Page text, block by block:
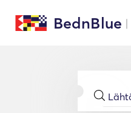
BednBlue